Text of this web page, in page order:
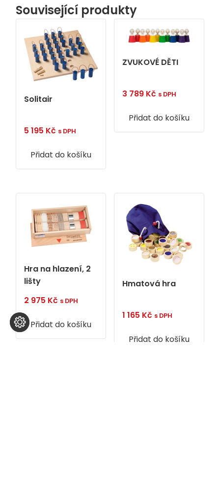
Související produkty
Solitair
5 195 Kč s DPH
Přidat do košíku
ZVUKOVÉ DĚTI
3 789 Kč s DPH
Přidat do košíku
Hra na hlazení, 2
lišty
2 975 Kč s DPH
Přidat do košíku
Hmatová hra
1 165 Kč s DPH
Přidat do košíku